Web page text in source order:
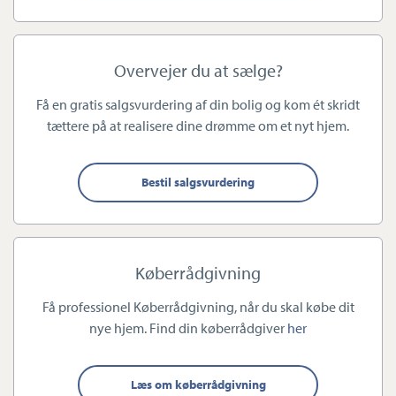
ellers kompleks proces.
unødigt hastværk.
først.
flotte præsentationer og målrettet eksponering.
Indgående lokal viden– om boligtyper, dagspriser,
førstegangskøbere og alle, der ønsker en ordentlig, tryg og
kompetent proces. Hos os er alle handler lige vigtige.
1. Sikkerhed, tryghed og effektivitet
Overvejer du at sælge?
Få en gratis salgsvurdering af din bolig og kom ét skridt
tættere på at realisere dine drømme om et nyt hjem.
Bestil salgsvurdering
Køberrådgivning
Få professionel Køberrådgivning, når du skal købe dit
nye hjem. Find din køberrådgiver her
Læs om køberrådgivning